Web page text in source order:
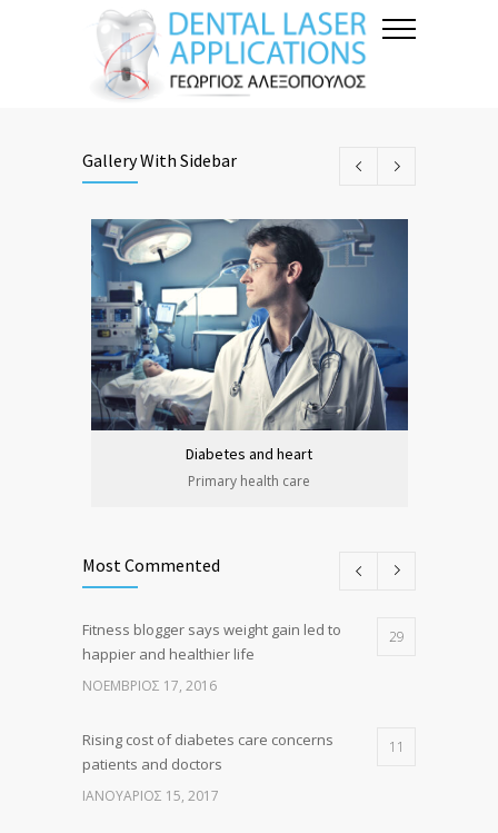
Gallery With Sidebar
Diabetes and heart
Primary health care
Most Commented
Fitness blogger says weight gain led to
happier and healthier life
29
ΝΟΈΜΒΡΙΟΣ 17, 2016
Rising cost of diabetes care concerns
patients and doctors
11
ΙΑΝΟΥΆΡΙΟΣ 15, 2017